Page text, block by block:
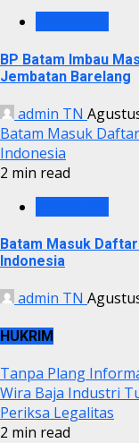
BP Batam Imbau
Jembatan Barelang
admin TN
Batam Masuk
Indonesia
2 min read
Batam Masuk
Indonesia
admin TN
HUKRIM
Tanpa Plang
Wira Baja Industri
Periksa Legalitas
2 min read